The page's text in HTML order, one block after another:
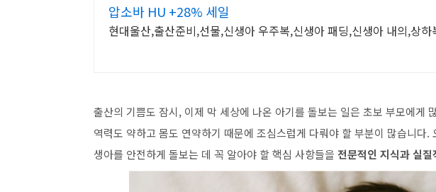
압소바 HU +28% 세일
현대울산,출산준비,선물,신생아 우주복,신생아 패딩,신생아 내의,상하
출산의 기쁨도 잠시, 이제 막 세상에 나온 아기를 돌보는 일은 초보 부모에게
역력도 약하고 몸도 연약하기 때문에 조심스럽게 다뤄야 할 부분이 많습니다.
생아를 안전하게 돌보는 데 꼭 알아야 할 핵심 사항들을 전문적인 지식과 실